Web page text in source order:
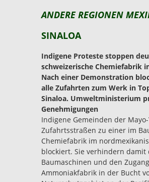
ANDERE REGIONEN
SINALOA
Indigene Proteste stoppen
schweizerische Chemiefabrik
Nach einer Demonstration
alle Zufahrten zum Werk in
Sinaloa. Umweltministerium
Genehmigungen
Indigene Gemeinden der
Zufahrtsstraßen zu einer im
Chemiefabrik im
blockiert. Sie verhindern damit
Baumaschinen und den
Ammoniakfabrik in der Bucht